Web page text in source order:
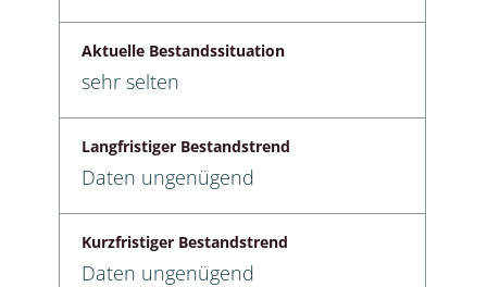
Aktuelle Bestandssituation
sehr selten
Langfristiger Bestandstrend
Daten ungenügend
Kurzfristiger Bestandstrend
Daten ungenügend